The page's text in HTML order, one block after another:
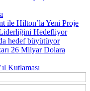
ile Hilton’la Yeni Proje
Hedefliyor
hedef büyütüyor
26 Milyar Dolara
Kutlaması